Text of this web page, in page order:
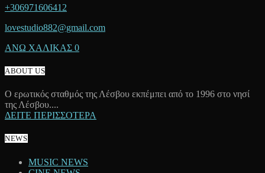
+306971606412
lovestudio882@gmail.com
ΑΝΩ ΧΑΛΙΚΑΣ 0
ABOUT US
Ο ερωτικός σταθμός της Λέσβου εκπέμπει από το 1996 στο νησί
της Λέσβου....
ΔΕΙΤΕ ΠΕΡΙΣΣΟΤΕΡΑ
NEWS
MUSIC NEWS